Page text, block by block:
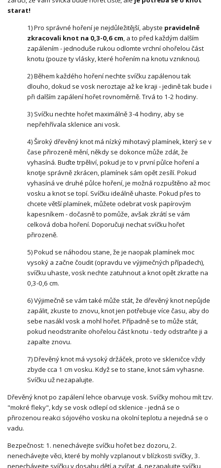
starat!
1) Pro správné hoření je nejdůležitější, abyste pravidelně
zkracovali knot na 0,3-0,6 cm, a to před každým dalším
zapálením - jednoduše rukou odlomte vrchní ohořelou část
knotu (pouze ty vlásky, které hořením na knotu vzniknou).
2) Během každého hoření nechte svíčku zapálenou tak
dlouho, dokud se vosk neroztaje až ke kraji - jedině tak bude i
při dalším zapálení hořet rovnoměrně. Trvá to 1-2 hodiny.
3) Svíčku nechte hořet maximálně 3-4 hodiny, aby se
nepřehřívala sklenice ani vosk.
4) Široký dřevěný knot má nízký mihotavý plamínek, který se v
čase přirozeně mění, někdy se dokonce může zdát, že
vyhasíná. Buďte trpěliví, pokud je to v první půlce hoření a
knotje správně zkrácen, plamínek sám opět zesílí. Pokud
vyhasíná ve druhé půlce hoření, je možná rozpuštěno až moc
vosku a knot se topí. Svíčku ideálně uhaste. Pokud přes to
chcete větší plamínek, můžete odebrat vosk papírovým
kapesníkem - dočasně to pomůže, avšak zkrátí se vám
celková doba hoření. Doporučuji nechat svíčku hořet
přirozeně.
5) Pokud se náhodou stane, že je naopak plamínek moc
vysoký a začne čoudit (opravdu ve výjimečných případech),
svíčku uhaste, vosk nechte zatuhnout a knot opět zkraťte na
0,3-0,6 cm.
6) Výjimečně se vám také může stát, že dřevěný knot nepůjde
zapálit, zkuste to znovu, knot jen potřebuje více času, aby do
sebe nasákl vosk a mohl hořet. Případně se to může stát,
pokud neodstraníte ohořelou část knotu - tedy odstraňte ji a
zapalte znovu.
7) Dřevěný knot má vysoký držáček, proto ve skleničce vždy
zbyde cca 1 cm vosku. Když se to stane, knot sám vyhasne.
Svíčku už nezapalujte.
Dřevěný knot po zapálení lehce obarvuje vosk. Svíčky mohou mít tzv.
"mokré fleky", kdy se vosk odlepí od sklenice - jedná se o
přirozenou reakci sójového vosku na okolní teplotu a nejedná se o
vadu.
Bezpečnost: 1. nenechávejte svíčku hořet bez dozoru, 2.
nenechávejte věci, které by mohly vzplanout v blízkosti svíčky, 3.
nenechávejte svíčku v dosahu dětí a zvířat, 4. nezapalujte svíčku